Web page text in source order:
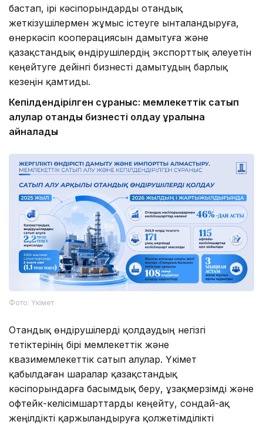
бастап, ірі кәсіпорындарды отандық
жеткізушілермен жұмыс істеуге ынталандыруға,
өнеркәсіп кооперациясын дамытуға және
қазақстандық өндірушілердің экспорттық әлеуетін
кеңейтуге дейінгі бизнесті дамытудың барлық
кезеңін қамтиды.
Кепілдендірілген сұраныс: мемлекеттік сатып
алулар отандық бизнесті қолдау құралына
айналады
Фото: Үкімет
Отандық өндірушілерді қолдаудың негізгі
тетіктерінің бірі мемлекеттік және
квазимемлекеттік сатып алулар. Үкімет
қабылдаған шаралар қазақстандық
кәсіпорындарға басымдық беру, ұзақмерзімді және
офтейк-келісімшарттарды кеңейту, сондай-ақ
жеңілдікті қаржыландыруға қолжетімділікті